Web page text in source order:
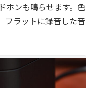
ホンも鳴らせます。色
フラットに録音した音